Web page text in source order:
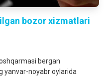
bozor xizmatlari
bergan
yanvar-noyabr oylarida